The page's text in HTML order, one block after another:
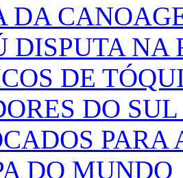
DA
DISPUTA NA
DE